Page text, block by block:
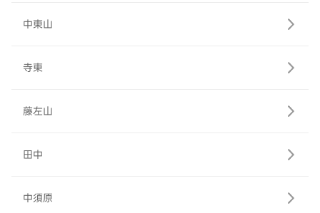
中東山
寺東
藤左山
田中
中須原